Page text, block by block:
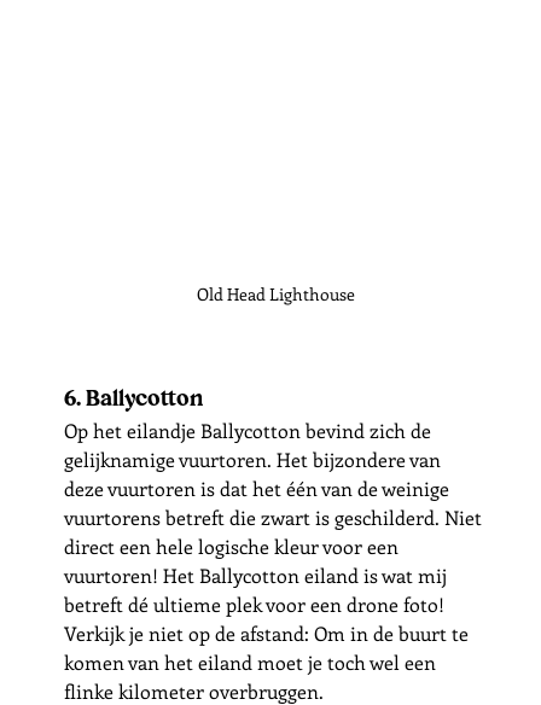
Old Head Lighthouse
6. Ballycotton
Op het eilandje Ballycotton bevind zich de
gelijknamige vuurtoren. Het bijzondere van
deze vuurtoren is dat het één van de weinige
vuurtorens betreft die zwart is geschilderd. Niet
direct een hele logische kleur voor een
vuurtoren! Het Ballycotton eiland is wat mij
betreft dé ultieme plek voor een drone foto!
Verkijk je niet op de afstand: Om in de buurt te
komen van het eiland moet je toch wel een
flinke kilometer overbruggen.